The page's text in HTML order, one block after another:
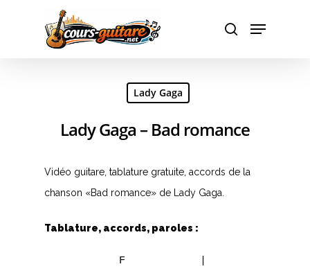
Hit enter to search or ESC to close
Lady Gaga
Lady Gaga – Bad romance
Vidéo guitare, tablature gratuite, accords de la
chanson «Bad romance» de Lady Gaga.
Tablature, accords, paroles :
            F            |